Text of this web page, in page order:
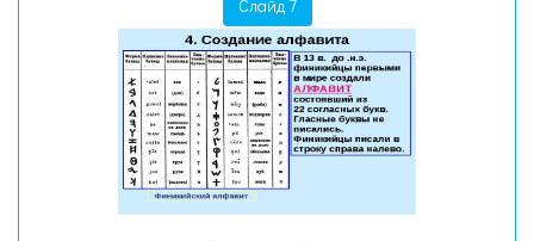
Слайд 7